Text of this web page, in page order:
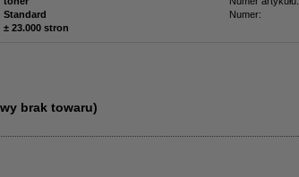
Standard Numer:
± 23.000 stron
brak towaru)